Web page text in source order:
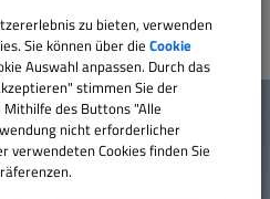
zu bieten, verwenden
Sie können über die Cookie
Auswahl anpassen. Durch das
stimmen Sie der
des Buttons "Alle
nicht erforderlicher
verwendeten Cookies finden Sie